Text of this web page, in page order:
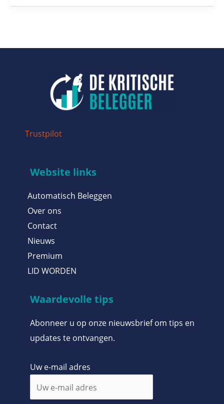
Trustpilot
Website links
Automatisch Beleggen
Over ons
Contact
Nieuws
Premium
LID WORDEN
Waardevolle tips
Abonneer u op onze nieuwsbrief om tips en
updates te ontvangen.
Uw e-mail adres